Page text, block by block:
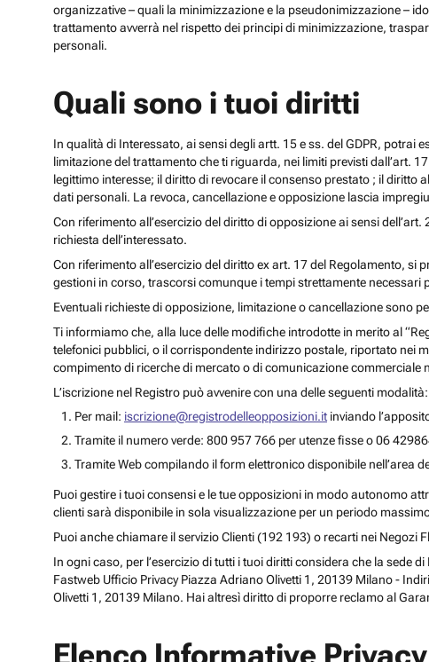
organizzative – quali la minimizzazione e la pseudonimizzazione –
trattamento avverrà nel rispetto dei principi di minimizzazione,
personali.
Quali sono i tuoi diritti
In qualità di Interessato, ai sensi degli artt. 15 e ss. del GDPR,
limitazione del trattamento che ti riguarda, nei limiti previsti dall’art.
legittimo interesse; il diritto di revocare il consenso prestato ; il diritto
dati personali. La revoca, cancellazione e opposizione lascia
Con riferimento all’esercizio del diritto di opposizione ai sensi
richiesta dell’interessato.
Con riferimento all’esercizio del diritto ex art. 17 del Regolamento,
gestioni in corso, trascorsi comunque i tempi strettamente necessari
Eventuali richieste di opposizione, limitazione o cancellazione sono
Ti informiamo che, alla luce delle modifiche introdotte in merito al
telefonici pubblici, o il corrispondente indirizzo postale, riportato nei
compimento di ricerche di mercato o di comunicazione commerciale
L’iscrizione nel Registro può avvenire con una delle seguenti modalità:
Per mail: iscrizione@registrodelleopposizioni.it inviando
Tramite il numero verde: 800 957 766 per utenze fisse o 06
Tramite Web compilando il form elettronico disponibile nell’area
Puoi gestire i tuoi consensi e le tue opposizioni in modo autonomo
clienti sarà disponibile in sola visualizzazione per un periodo
Puoi anche chiamare il servizio Clienti (192 193) o recarti nei Negozi
In ogni caso, per l’esercizio di tutti i tuoi diritti considera che la sede
Fastweb Ufficio Privacy Piazza Adriano Olivetti 1, 20139 Milano -
Olivetti 1, 20139 Milano. Hai altresì diritto di proporre reclamo al